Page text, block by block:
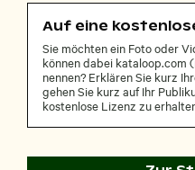
Auf eine
Sie möchten ein Foto oder
können dabei kataloop.com
nennen? Erklären Sie kurz
gehen Sie kurz auf Ihr
kostenlose Lizenz zu